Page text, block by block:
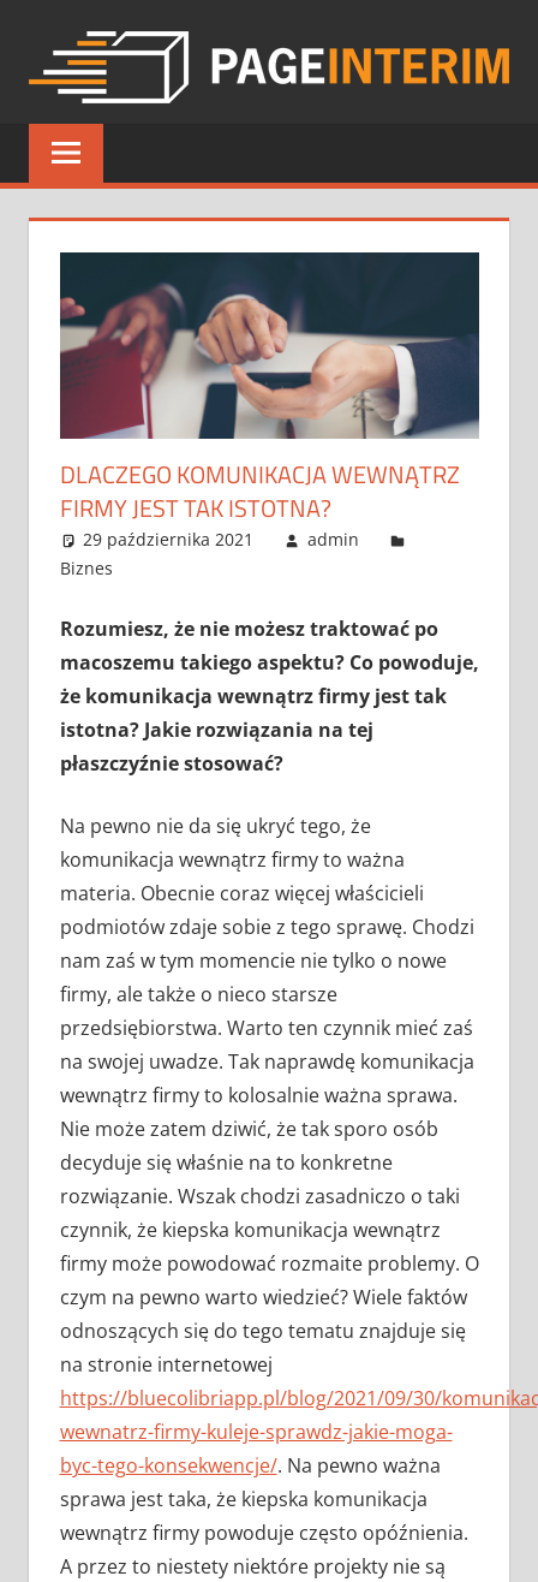
content
INTERIM
DLACZEGO KOMUNIKACJA WEWNĄTRZ
FIRMY JEST TAK ISTOTNA?
29 października 2021
admin
Biznes
Rozumiesz, że nie możesz traktować po
macoszemu takiego aspektu? Co powoduje,
że komunikacja wewnątrz firmy jest tak
istotna? Jakie rozwiązania na tej
płaszczyźnie stosować?
Na pewno nie da się ukryć tego, że
komunikacja wewnątrz firmy to ważna
materia. Obecnie coraz więcej właścicieli
podmiotów zdaje sobie z tego sprawę. Chodzi
nam zaś w tym momencie nie tylko o nowe
firmy, ale także o nieco starsze
przedsiębiorstwa. Warto ten czynnik mieć zaś
na swojej uwadze. Tak naprawdę komunikacja
wewnątrz firmy to kolosalnie ważna sprawa.
Nie może zatem dziwić, że tak sporo osób
decyduje się właśnie na to konkretne
rozwiązanie. Wszak chodzi zasadniczo o taki
czynnik, że kiepska komunikacja wewnątrz
firmy może powodować rozmaite problemy. O
czym na pewno warto wiedzieć? Wiele faktów
odnoszących się do tego tematu znajduje się
na stronie internetowej
https://bluecolibriapp.pl/blog/2021/09/30/
wewnatrz-firmy-kuleje-sprawdz-jakie-moga-
byc-tego-konsekwencje/. Na pewno ważna
sprawa jest taka, że kiepska komunikacja
wewnątrz firmy powoduje często opóźnienia.
A przez to niestety niektóre projekty nie są